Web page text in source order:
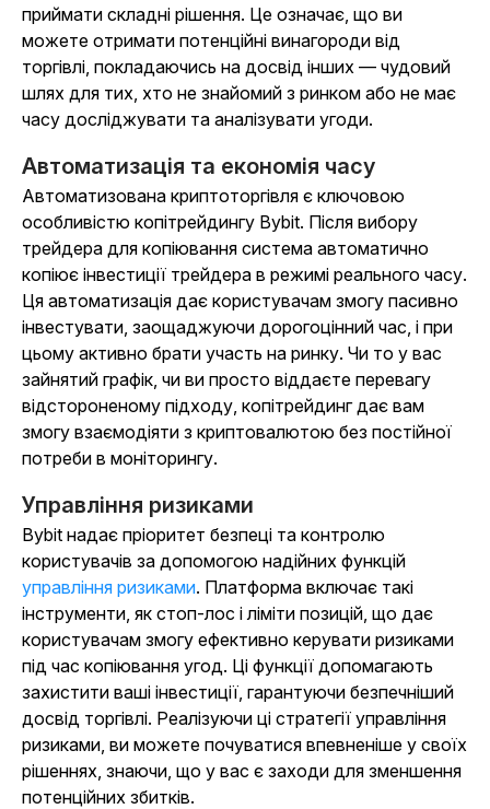
приймати складні рішення. Це означає, що ви
можете отримати потенційні винагороди від
торгівлі, покладаючись на досвід інших — чудовий
шлях для тих, хто не знайомий з ринком або не має
часу досліджувати та аналізувати угоди.
Автоматизація та економія часу
Автоматизована криптоторгівля є ключовою
особливістю копітрейдингу Bybit. Після вибору
трейдера для копіювання система автоматично
копіює інвестиції трейдера в режимі реального часу.
Ця автоматизація дає користувачам змогу пасивно
інвестувати, заощаджуючи дорогоцінний час, і при
цьому активно брати участь на ринку. Чи то у вас
зайнятий графік, чи ви просто віддаєте перевагу
відстороненому підходу, копітрейдинг дає вам
змогу взаємодіяти з криптовалютою без постійної
потреби в моніторингу.
Управління ризиками
Bybit надає пріоритет безпеці та контролю
користувачів за допомогою надійних функцій
управління ризиками. Платформа включає такі
інструменти, як стоп-лос і ліміти позицій, що дає
користувачам змогу ефективно керувати ризиками
під час копіювання угод. Ці функції допомагають
захистити ваші інвестиції, гарантуючи безпечніший
досвід торгівлі. Реалізуючи ці стратегії управління
ризиками, ви можете почуватися впевненіше у своїх
рішеннях, знаючи, що у вас є заходи для зменшення
потенційних збитків.